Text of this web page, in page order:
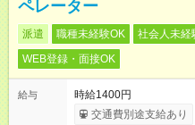
ペレーター
派遣 職種未経験OK 社会人未経
WEB登録・面接OK
給与
時給1400円
交通費別途支給あり